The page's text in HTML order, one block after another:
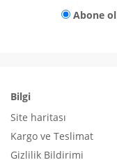
Abone ol
Bilgi
Site haritası
Kargo ve Teslimat
Gizlilik Bildirimi